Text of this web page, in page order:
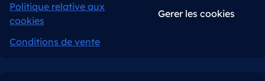
Politique relative aux
cookies
Gerer les cookies
Conditions de vente